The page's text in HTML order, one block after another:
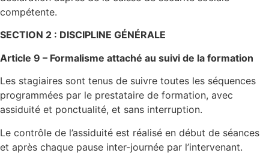
compétente.
SECTION 2 : DISCIPLINE GÉNÉRALE
Article 9 – Formalisme attaché au suivi de la formation
Les stagiaires sont tenus de suivre toutes les séquences
programmées par le prestataire de formation, avec
assiduité et ponctualité, et sans interruption.
Le contrôle de l’assiduité est réalisé en début de séances
et après chaque pause inter-journée par l’intervenant.